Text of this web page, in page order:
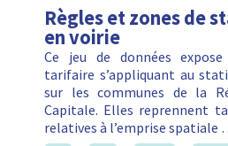
Règles et zones de
en voirie
Ce jeu de données
tarifaire s’appliquant au
sur les communes de la
Capitale. Elles reprennent
relatives à l’emprise spatiale